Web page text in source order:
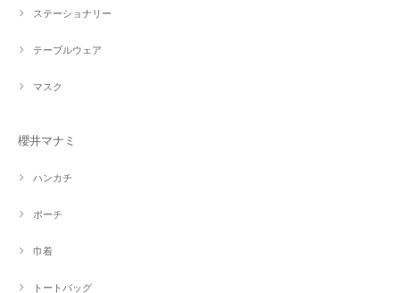
ステーショナリー
テーブルウェア
マスク
櫻井マナミ
ハンカチ
ポーチ
巾着
トートバッグ